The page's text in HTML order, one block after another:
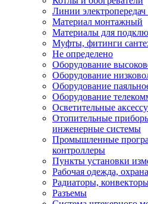
Линии
Материал монтажный
Материалы для
Муфты, фитинги
Не определено
Оборудование
Оборудование
Оборудование
Оборудование
Осветительные
Отопительные
инженерные системы
Промышленные
контроллеры
Пункты установки
Рабочая одежда,
Радиаторы,
Разъемы